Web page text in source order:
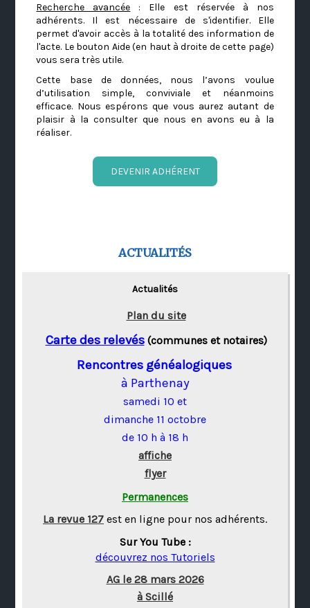
Recherche avancée : Elle est réservée à nos
adhérents. Il est nécessaire de s'identifier. Elle
permet d'avoir accès à la totalité des information de
l'acte. Le bouton Aide (en haut à droite de cette page)
vous sera très utile.
Cette base de données, nous l’avons voulue
d’utilisation simple, conviviale et néanmoins
efficace. Nous espérons que vous aurez autant de
plaisir à la consulter que nous en avons eu à la
réaliser.
DEVENIR ADHÉRENT
ACTUALITÉS
Actualités
Plan du site
Carte des relevés(communes et notaires)
Rencontres généalogiques
à Parthenay
samedi 10 et
dimanche 11 octobre
de 10 h à 18 h
affiche
flyer
Permanences
La revue 127 est en ligne pour nos adhérents.
Sur You Tube :
découvrez nos Tutoriels
AG le 28 mars 2026
à Scillé